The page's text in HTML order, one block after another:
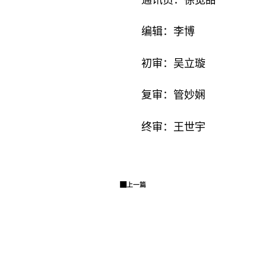
编辑：李博
初审：吴立璇
复审：管妙娴
终审：王世宇
上一篇